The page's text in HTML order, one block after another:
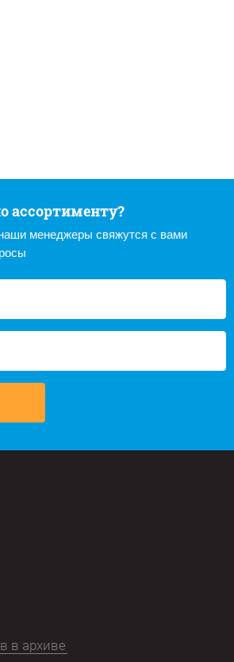
ассортименту?
менеджеры свяжутся с вами